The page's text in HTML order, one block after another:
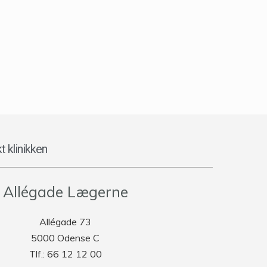
klinikken
Allégade Lægerne
Allégade 73
5000 Odense C
Tlf.: 66 12 12 00